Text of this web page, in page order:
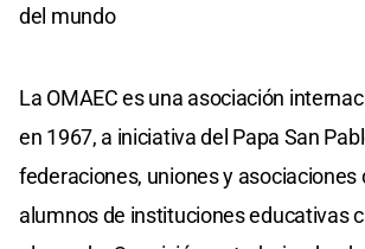
del mundo
La OMAEC es una asociación
en 1967, a iniciativa del Papa San
federaciones, uniones y asociaciones
alumnos de instituciones educativas